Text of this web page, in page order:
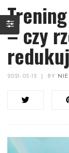
– czy
2021-05-12 BY